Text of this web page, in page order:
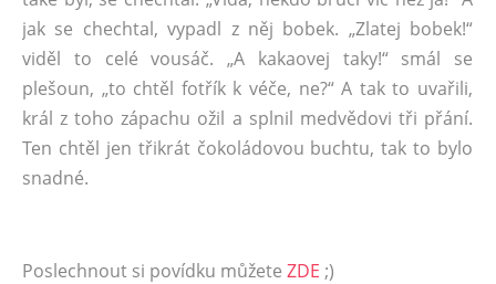
jak se chechtal, vypadl z něj bobek. „Zlatej bobek!“
viděl to celé vousáč. „A kakaovej taky!“ smál se
plešoun, „to chtěl fotřík k véče, ne?“ A tak to uvařili,
král z toho zápachu ožil a splnil medvědovi tři přání.
Ten chtěl jen třikrát čokoládovou buchtu, tak to bylo
snadné.
Poslechnout si povídku můžete ZDE ;)